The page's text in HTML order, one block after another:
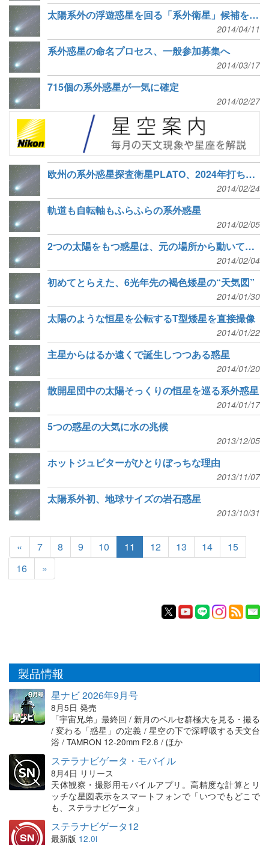
太陽系外の浮遊惑星を回る「系外衛星」候補を観測
2014/04/11
系外惑星の命名プロセス、一般参加募集へ
2014/03/17
715個の系外惑星が一気に確定
2014/02/27
欧州の系外惑星探査衛星PLATO、2024年打ち上げ
2014/02/24
軌道も自転軸もふらふらの系外惑星
2014/02/05
2つの太陽をもつ惑星は、元の場所から動いてきた
2014/02/04
初めてとらえた、6光年先の褐色矮星の“天気図”
2014/01/30
太陽のような恒星を公転するT型矮星を直接撮像
2014/01/22
主星からはるか遠くで誕生しつつある惑星
2014/01/20
散開星団中の太陽そっくりの恒星を巡る系外惑星
2014/01/17
5つの惑星の大気に水の兆候
2013/12/05
ホットジュピターがひとりぼっちな理由
2013/11/07
太陽系外初、地球サイズの岩石惑星
2013/10/31
« 7 8 9 10 11 12 13 14
15
16
»
製品情報
星ナビ 2026年9月号
8月5日 発売
「宇宙兄弟」最終回 / 新月のペルセ群極大を見る・撮る
/ 変わる「惑星」の定義 / 星空の下で深呼吸する天文台
浴 / TAMRON 12-20mm F2.8 / ほか
ステラナビゲータ・モバイル
8月4日 リリース
天体観察・撮影用モバイルアプリ。高精度な計算とリ
ッチな星図表示をスマートフォンで「いつでもどこで
も、ステラナビゲータ」
ステラナビゲータ12
最新版 12.0i